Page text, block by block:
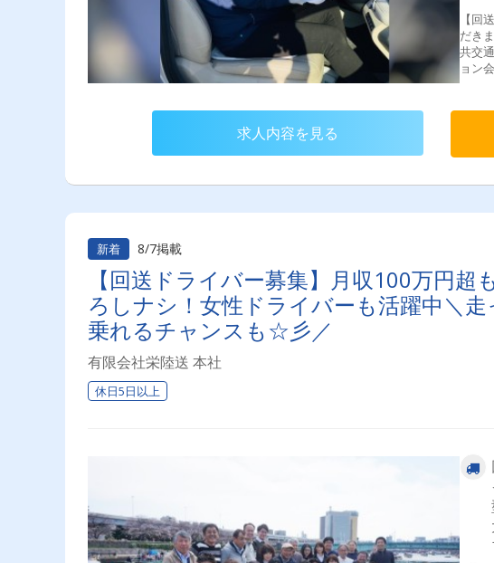
【回
だき
共交
ョン
ど[仕
のみ
市、
市、
葉市
土浦
求人内容を見る
新着 8/7掲載
【回送ドライバー募集】月収100万円
ろしナシ！女性ドライバーも活躍中＼
乗れるチャンスも☆彡／
有限会社栄陸送 本社
休日5日以上